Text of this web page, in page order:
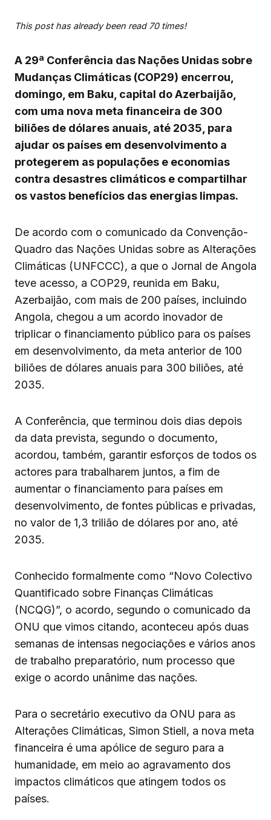
This post has already been read 70 times!
A 29ª Conferência das Nações Unidas sobre
Mudanças Climáticas (COP29) encerrou,
domingo, em Baku, capital do Azerbaijão,
com uma nova meta financeira de 300
biliões de dólares anuais, até 2035, para
ajudar os países em desenvolvimento a
protegerem as populações e economias
contra desastres climáticos e compartilhar
os vastos benefícios das energias limpas.
De acordo com o comunicado da Convenção-
Quadro das Nações Unidas sobre as Alterações
Climáticas (UNFCCC), a que o Jornal de Angola
teve acesso, a COP29, reunida em Baku,
Azerbaijão, com mais de 200 países, incluindo
Angola, chegou a um acordo inovador de
triplicar o financiamento público para os países
em desenvolvimento, da meta anterior de 100
biliões de dólares anuais para 300 biliões, até
2035.
A Conferência, que terminou dois dias depois
da data prevista, segundo o documento,
acordou, também, garantir esforços de todos os
actores para trabalharem juntos, a fim de
aumentar o financiamento para países em
desenvolvimento, de fontes públicas e privadas,
no valor de 1,3 trilião de dólares por ano, até
2035.
Conhecido formalmente como “Novo Colectivo
Quantificado sobre Finanças Climáticas
(NCQG)”, o acordo, segundo o comunicado da
ONU que vimos citando, aconteceu após duas
semanas de intensas negociações e vários anos
de trabalho preparatório, num processo que
exige o acordo unânime das nações.
Para o secretário executivo da ONU para as
Alterações Climáticas, Simon Stiell, a nova meta
financeira é uma apólice de seguro para a
humanidade, em meio ao agravamento dos
impactos climáticos que atingem todos os
países.